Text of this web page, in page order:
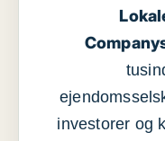
investorer og